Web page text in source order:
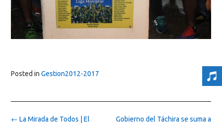
Posted in Gestion2012-2017
Post
Gobierno del Táchira se suma a
← La Mirada de Todos | El